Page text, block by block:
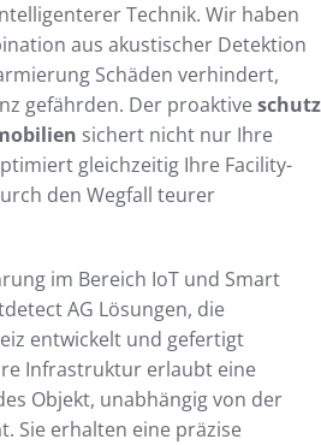
Technik. Wir haben
aus akustischer Detektion
Schäden verhindert,
gefährden. Der proaktiveschutz
sichert nicht nur Ihre
gleichzeitig Ihre Facility-
den Wegfall teurer
im Bereich IoT und Smart
AG Lösungen, die
entwickelt und gefertigt
Infrastruktur erlaubt eine
Objekt, unabhängig von der
Sie erhalten eine präzise